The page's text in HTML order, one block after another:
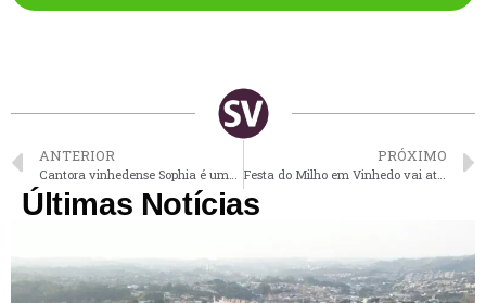
ANTERIOR
Cantora vinhedense Sophia é uma das atrações musicais deste sábado na Festa do Milho em Vinhedo
PRÓXIMO
Festa do Milho em Vinhedo vai até este domingo
Últimas Notícias